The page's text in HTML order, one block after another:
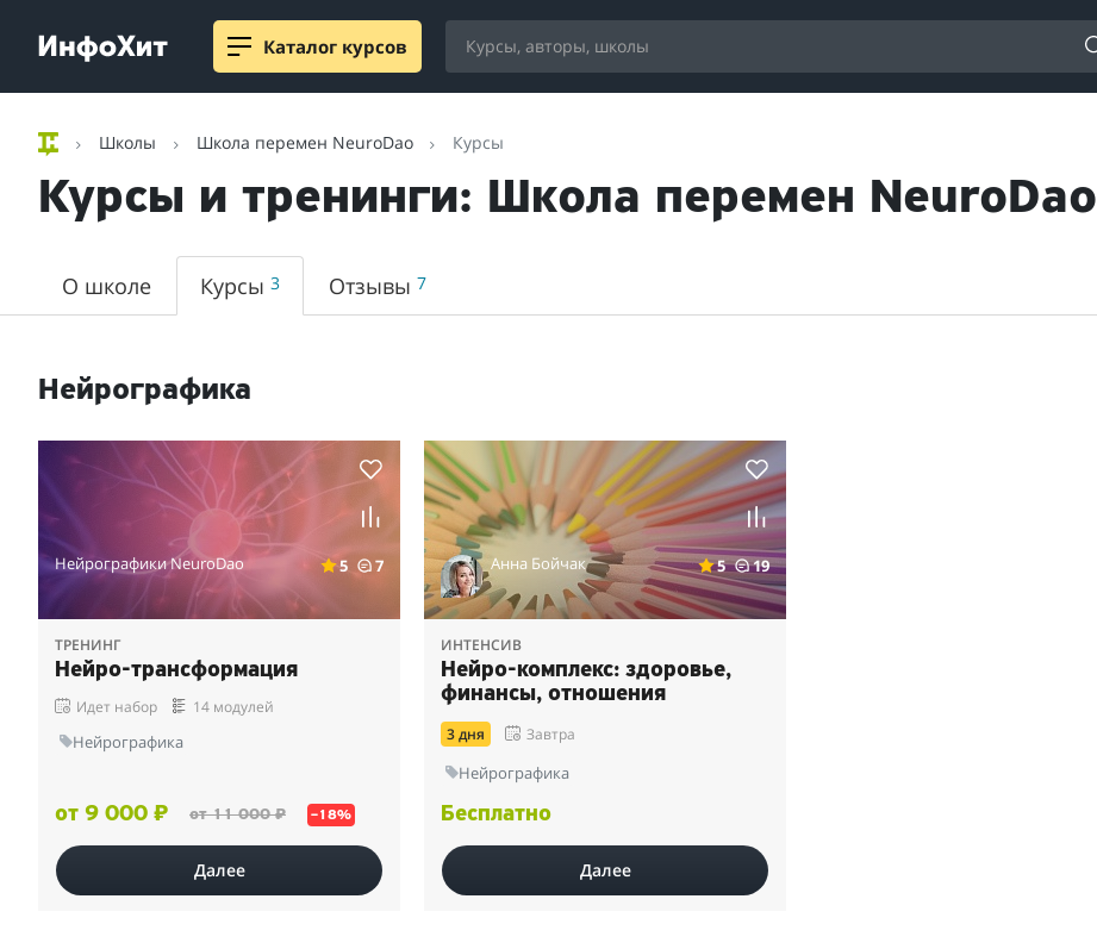
Каталог курсов
Школы Школа перемен NeuroDao Курсы
Курсы и тренинги: Школа перемен NeuroDao
О школе Курсы3 Отзывы 7
Нейрографика
Нейрографики NeuroDao 5 7
ТРЕНИНГ
Нейро-трансформация
Идет набор 14 модулей
Нейрографика
от 9 000 ₽ от 11 000 ₽ –18%
Далее
Анна Бойчак 5 19
ИНТЕНСИВ
Нейро-комплекс: здоровье,
финансы, отношения
3 дня Завтра
Нейрографика
Бесплатно
Далее